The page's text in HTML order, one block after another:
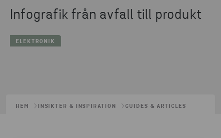
Infografik från avfall till produkt
ELEKTRONIK
HEM INSIKTER & INSPIRATION GUIDES & ARTICLES